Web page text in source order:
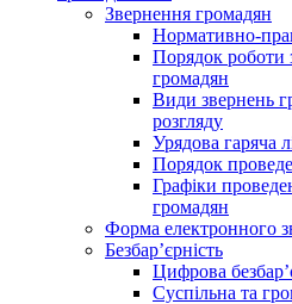
Звернення громадян
Нормативно-
Порядок роботи
громадян
Види звернень
розгляду
Урядова гаряча
Порядок
Графіки
громадян
Форма електронного
Безбар’єрність
Цифрова
Суспільна та